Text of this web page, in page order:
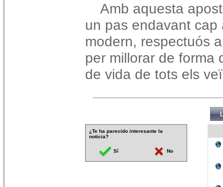
Amb aquesta
un pas endavant
modern, respectuós
per millorar de forma
de vida de tots els
¿Te ha parecido interesante la
noticia?
Sí No